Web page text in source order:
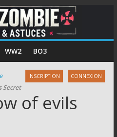
WW2 BO3
INSCRIPTION CONNEXION
Secret
of evils